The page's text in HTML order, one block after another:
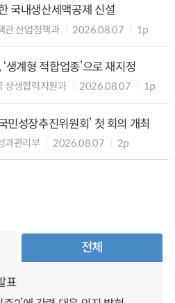
국내생산세액공제 신설
관 산업정책과 2026.08.07 1p
‘생계형 적합업종’으로 재지정
상생협력지원과 2026.08.07 1p
민성장추진위원회’ 첫 회의 개최
과관리부 2026.08.07 2p
전체
표